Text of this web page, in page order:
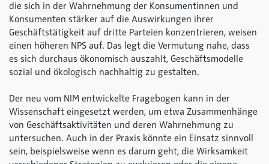
die sich in der Wahrnehmung der Konsumentinnen und
Konsumenten stärker auf die Auswirkungen ihrer
Geschäftstätigkeit auf dritte Parteien konzentrieren, weisen
einen höheren NPS auf. Das legt die Vermutung nahe, dass
es sich durchaus ökonomisch auszahlt, Geschäftsmodelle
sozial und ökologisch nachhaltig zu gestalten.
Der neu vom NIM entwickelte Fragebogen kann in der
Wissenschaft eingesetzt werden, um etwa Zusammenhänge
von Geschäftsaktivitäten und deren Wahrnehmung zu
untersuchen. Auch in der Praxis könnte ein Einsatz sinnvoll
sein, beispielsweise wenn es darum geht, die Wirksamkeit